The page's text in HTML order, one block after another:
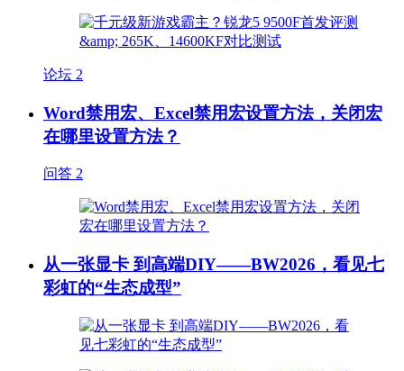
论坛 2
Word禁用宏、Excel禁用宏设置方法，关闭宏
在哪里设置方法？
问答 2
从一张显卡 到高端DIY——BW2026，看见七
彩虹的“生态成型”